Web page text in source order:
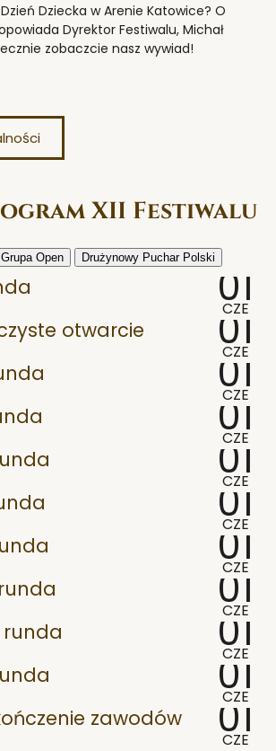
Dziecka w Arenie Katowice? O
Dyrektor Festiwalu, Michał
zobaczcie nasz wywiad!
XII Festiwalu
Grupa Open Drużynowy Puchar Polski
01
CZE
otwarcie 01
CZE
01
CZE
01
CZE
01
CZE
01
CZE
01
CZE
01
CZE
runda 01
CZE
01
CZE
zawodów 01
CZE